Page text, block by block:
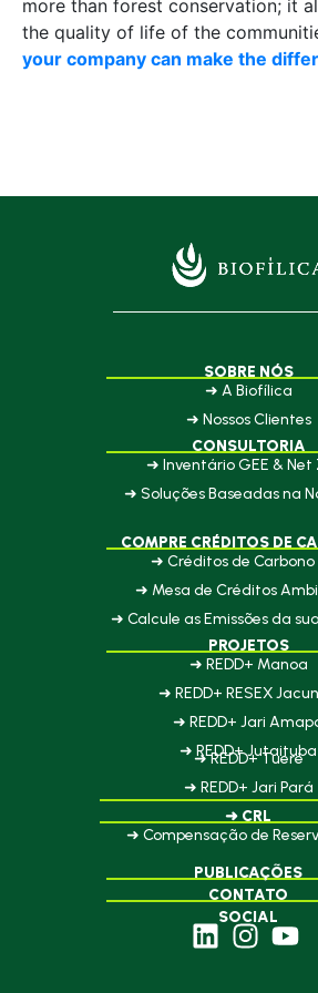
more than forest conservation; it
the quality of life of the
your company can make the
SOBRE NÓS
➜ A Biofílica
➜ Nossos Clientes
CONSULTORIA
➜ Inventário GEE & Net
➜ Soluções Baseadas na
COMPRE CRÉDITOS DE
➜ Créditos de Carbono
➜ Mesa de Créditos
➜ Calcule as Emissões da
PROJETOS
➜ REDD+ Manoa
➜ REDD+ RESEX
➜ REDD+ Jari
➜ REDD+ Jutaituba
➜ REDD+ Tueré
➜ REDD+ Jari Pará
➜ CRL
➜ Compensação de
PUBLICAÇÕES
CONTATO
SOCIAL